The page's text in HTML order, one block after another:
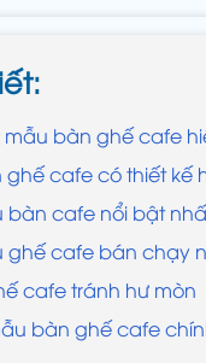
bàn ghế cafe
cafe có thiết kế
bàn cafe nổi bật
ghế cafe bán chạy
cafe tránh hư mòn
bàn ghế cafe